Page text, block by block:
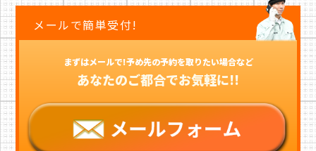
メールで簡単受付!
まずはメールで!予め先の予約を取りたい場合など
あなたのご都合でお気軽に!!